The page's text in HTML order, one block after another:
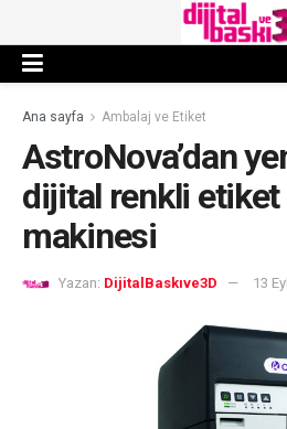
Ana sayfa Ambalaj ve Etiket
AstroNova’dan
dijital renkli etiket
makinesi
Yazan: DijitalBaskıve3D 13